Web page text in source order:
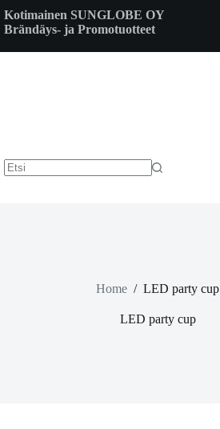
to
content
Kotimainen SUNGLOBE OY
Brändäys- ja Promotuotteet
Home / LED party cup
LED party cup